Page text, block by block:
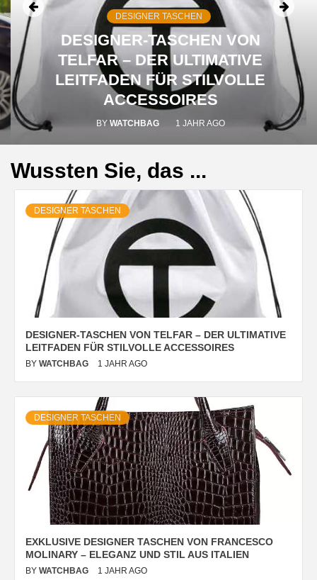
DESIGNER TASCHEN
DESIGNER-TASCHEN VON
TELFAR – DER ULTIMATIVE
LEITFADEN FÜR STILVOLLE
ACCESSOIRES
BY WATCHBAG 1 JAHR AGO
Wussten Sie, das ...
DESIGNER TASCHEN
DESIGNER-TASCHEN VON TELFAR – DER ULTIMATIVE
LEITFADEN FÜR STILVOLLE ACCESSOIRES
BY WATCHBAG 1 JAHR AGO
DESIGNER TASCHEN
EXKLUSIVE DESIGNER TASCHEN VON FRANCESCO
MOLINARY – ELEGANZ UND STIL AUS ITALIEN
BY WATCHBAG 1 JAHR AGO